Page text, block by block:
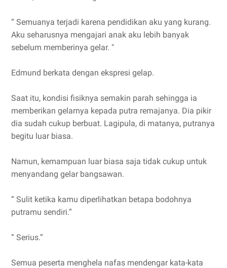
“ Semuanya terjadi karena pendidikan aku yang kurang.
Aku seharusnya mengajari anak aku lebih banyak
sebelum memberinya gelar. "
Edmund berkata dengan ekspresi gelap.
Saat itu, kondisi fisiknya semakin parah sehingga ia
memberikan gelarnya kepada putra remajanya. Dia pikir
dia sudah cukup berbuat. Lagipula, di matanya, putranya
begitu luar biasa.
Namun, kemampuan luar biasa saja tidak cukup untuk
menyandang gelar bangsawan.
“ Sulit ketika kamu diperlihatkan betapa bodohnya
putramu sendiri.”
“ Serius.”
Semua peserta menghela nafas mendengar kata-kata